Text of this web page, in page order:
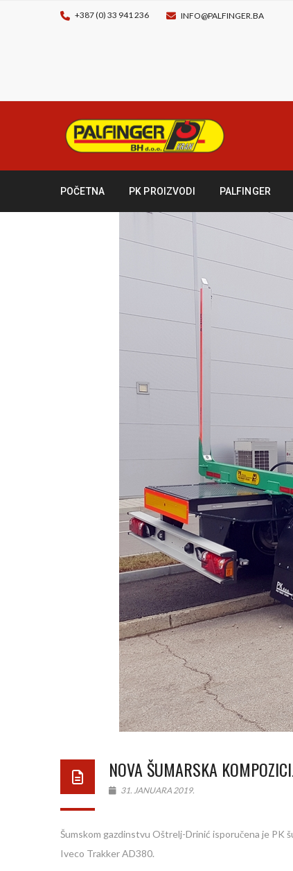
+387 (0) 33 941 236 INFO@PALFINGER.BA
POČETNA PK PROIZVODI PALFINGER
NOVA ŠUMARSKA
31. JANUARA 2019.
Šumskom gazdinstvu Oštrelj-Drinić isporučena je PK
Iveco Trakker AD380.